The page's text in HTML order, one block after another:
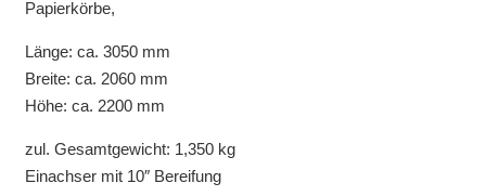
Papierkörbe,
Länge: ca. 3050 mm
Breite: ca. 2060 mm
Höhe: ca. 2200 mm
zul. Gesamtgewicht: 1,350 kg
Einachser mit 10″ Bereifung